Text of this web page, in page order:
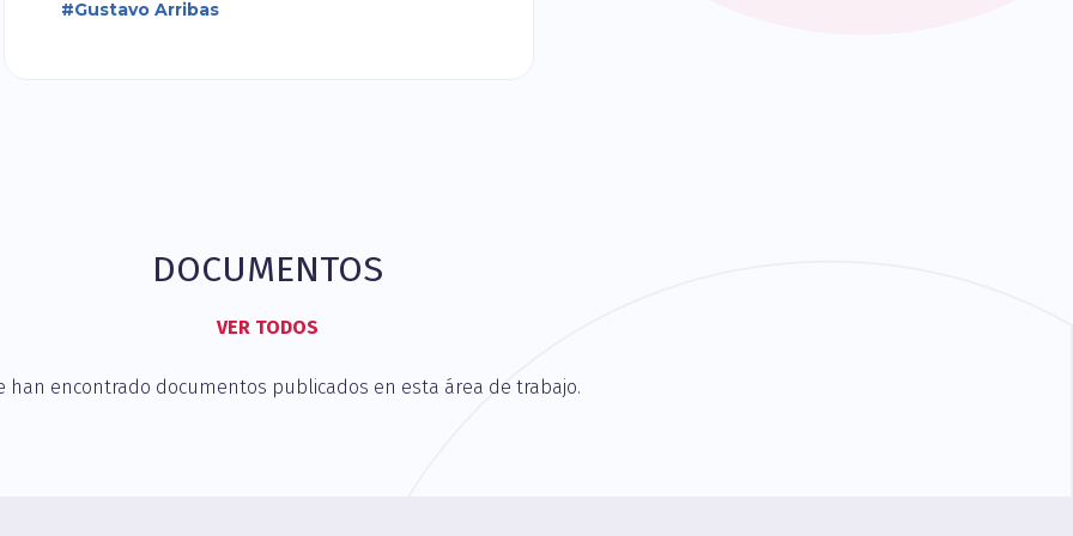
#Gustavo Arribas
DOCUMENTOS
VER TODOS
han encontrado documentos publicados en esta área de trabajo.